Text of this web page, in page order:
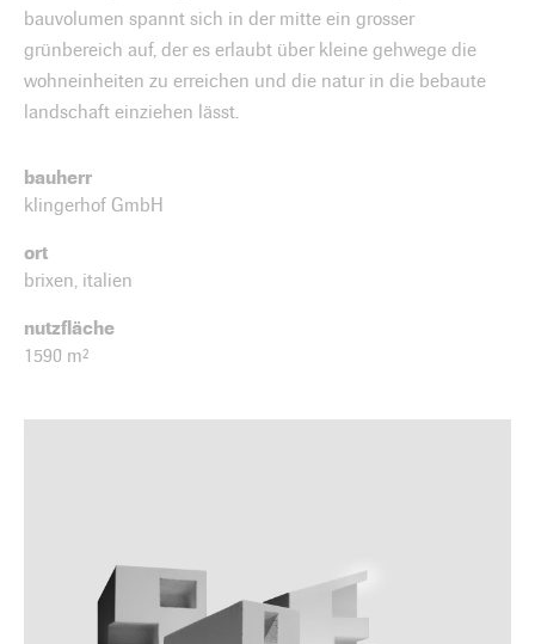
bauvolumen spannt sich in der mitte ein grosser
grünbereich auf, der es erlaubt über kleine gehwege die
wohneinheiten zu erreichen und die natur in die bebaute
landschaft einziehen lässt.
bauherr
klingerhof GmbH
ort
brixen, italien
nutzfläche
1590 m²